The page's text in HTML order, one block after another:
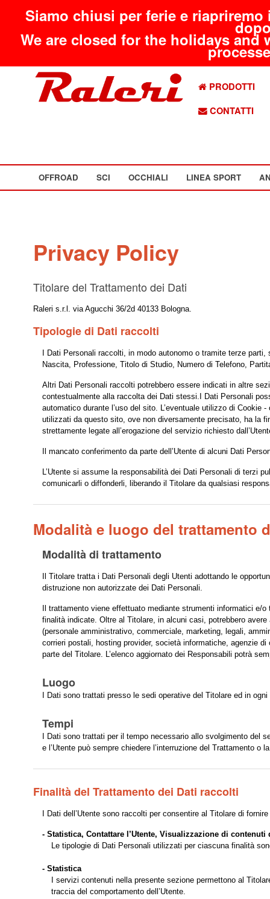
Siamo chiusi per ferie e
We are closed for the holidays
PRODOTTI
CONTATTI
OFFROAD SCI OCCHIALI LINEA SPORT
Privacy Policy
Titolare del Trattamento dei Dati
Raleri s.r.l. via Agucchi 36/2d 40133 Bologna.
Tipologie di Dati raccolti
I Dati Personali raccolti, in modo autonomo o tramite terze
Nascita, Professione, Titolo di Studio, Numero di Telefono,
Altri Dati Personali raccolti potrebbero essere indicati in altre
contestualmente alla raccolta dei Dati stessi.I Dati Personali
automatico durante l’uso del sito. L’eventuale utilizzo di
utilizzati da questo sito, ove non diversamente precisato, ha la
strettamente legate all’erogazione del servizio richiesto
Il mancato conferimento da parte dell’Utente di alcuni Dati
L’Utente si assume la responsabilità dei Dati Personali di terzi
comunicarli o diffonderli, liberando il Titolare da qualsiasi
Modalità e luogo del trattamento
Modalità di trattamento
Il Titolare tratta i Dati Personali degli Utenti adottando le
distruzione non autorizzate dei Dati Personali.
Il trattamento viene effettuato mediante strumenti informatici
finalità indicate. Oltre al Titolare, in alcuni casi, potrebbero
(personale amministrativo, commerciale, marketing, legali,
corrieri postali, hosting provider, società informatiche, agenzie
parte del Titolare. L’elenco aggiornato dei Responsabili potrà
Luogo
I Dati sono trattati presso le sedi operative del Titolare ed in
Tempi
I Dati sono trattati per il tempo necessario allo svolgimento del
e l’Utente può sempre chiedere l’interruzione del Trattamento o
Finalità del Trattamento dei Dati raccolti
I Dati dell’Utente sono raccolti per consentire al Titolare di
- Statistica, Contattare l’Utente, Visualizzazione di
Le tipologie di Dati Personali utilizzati per ciascuna finalità
- Statistica
I servizi contenuti nella presente sezione permettono al
traccia del comportamento dell’Utente.